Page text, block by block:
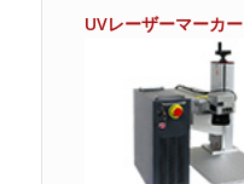
UVレーザーマーカー